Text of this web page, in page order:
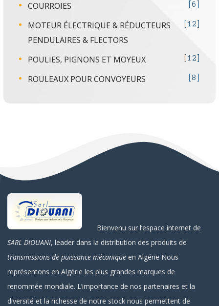
COURROIES 6
MOTEUR ÉLECTRIQUE & RÉDUCTEURS
PENDULAIRES & FLECTORS
12
POULIES, PIGNONS ET MOYEUX 12
ROULEAUX POUR CONVOYEURS 8
Bienvenu sur l’espace internet de
SARL DIOUANI, leader dans la distribution des produits de
transmissions de puissance mécanique en Algérie Nous
représentons en Algérie les plus grandes marques de
renommée mondiale. L’importance de nos partenaires et la
diversité et la richesse de notre stock nous permettent de